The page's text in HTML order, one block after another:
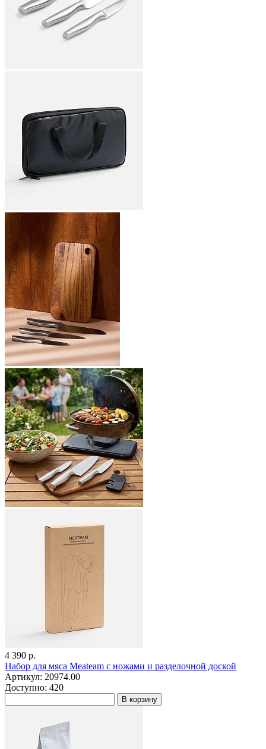
4 390 р.
Набор для мяса Meateam с ножами и разделочной доской
Артикул: 20974.00
Доступно: 420
В корзину